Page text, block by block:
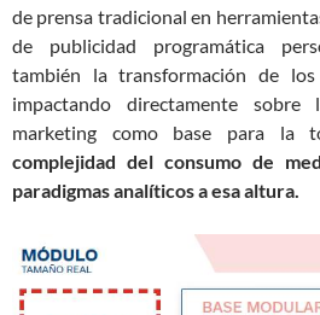
de prensa tradicional en
de publicidad programática
también la transformación de
impactando directamente sobre
marketing como base para la
complejidad del consumo de
paradigmas analíticos a esa altura.